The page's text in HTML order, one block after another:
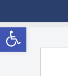
Open toolbar